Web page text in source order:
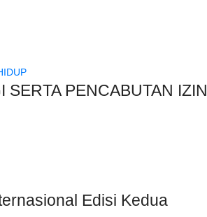
PENCABUTAN IZIN
Edisi Kedua